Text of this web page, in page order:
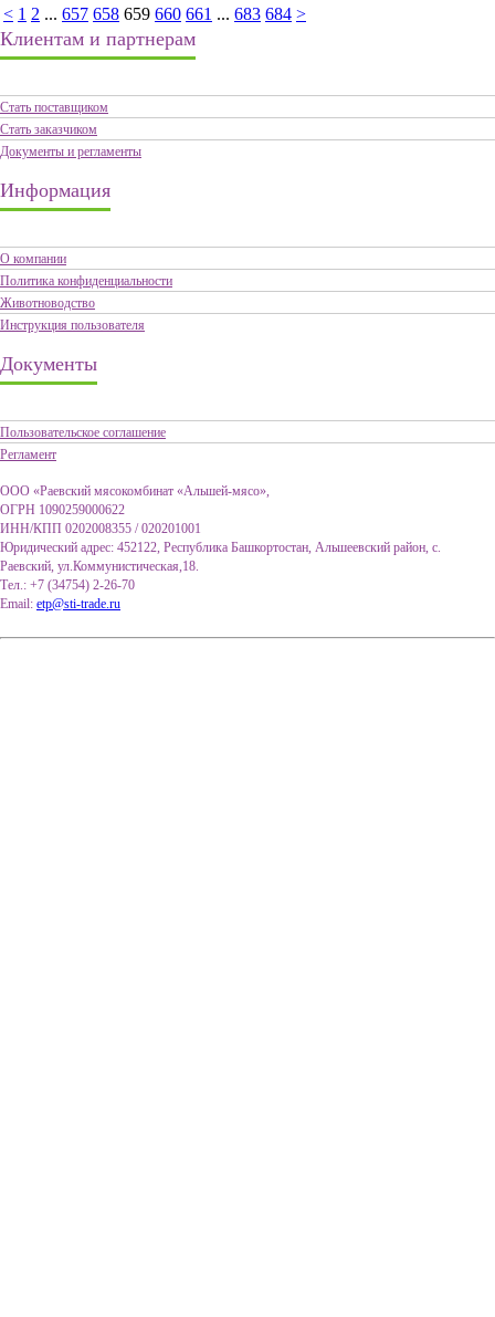
< 1 2 ... 657 658 659 660 661 ... 683 684 >
Клиентам и партнерам
Стать поставщиком
Стать заказчиком
Документы и регламенты
Информация
О компании
Политика конфиденциальности
Животноводство
Инструкция пользователя
Документы
Пользовательское соглашение
Регламент
ООО «Раевский мясокомбинат «Альшей-мясо»,
ОГРН 1090259000622
ИНН/КПП 0202008355 / 020201001
Юридический адрес: 452122, Республика Башкортостан, Альшеевский район, с.
Раевский, ул.Коммунистическая,18.
Тел.: +7 (34754) 2-26-70
Email: etp@sti-trade.ru